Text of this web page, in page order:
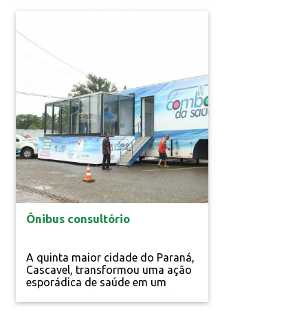
Ônibus consultório
A quinta maior cidade do Paraná,
Cascavel, transformou uma ação
esporádica de saúde em um
índices de prevenção de doenças